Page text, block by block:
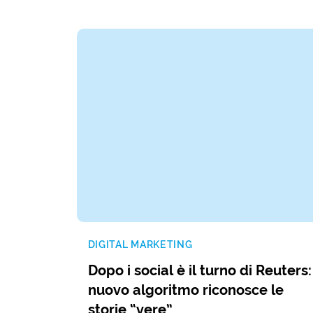
DIGITAL MARKETING
Dopo i social è il turno di
nuovo algoritmo riconosce le